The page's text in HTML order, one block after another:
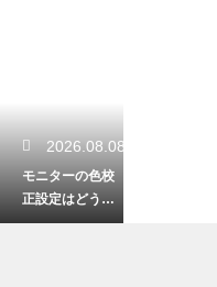
2026.08.08
モニターの色校
正設定はどうす
る？正確な色表